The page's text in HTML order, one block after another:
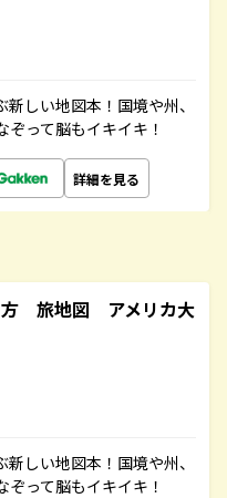
しい地図本！国境や州、
って脳もイキイキ！
詳細を見る
方 旅地図 アメリカ大
しい地図本！国境や州、
って脳もイキイキ！